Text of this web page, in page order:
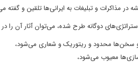
مذاکرات و تبلیغات به ایرانی‌ها تلقین و گفته
دوگانه طرح شده، می‌توان آثار آن را